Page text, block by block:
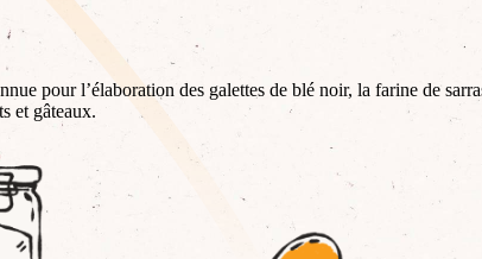
pour l’élaboration des galettes de blé noir, la farine de
et gâteaux.